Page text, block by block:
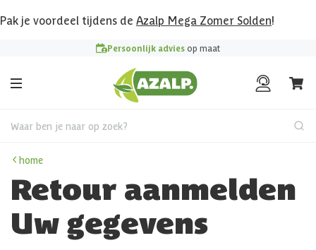
Pak je voordeel tijdens de Azalp Mega Zomer Solden!
Persoonlijk advies op maat
Waar ben je naar op zoek?
home
Retour aanmelden
Uw gegevens